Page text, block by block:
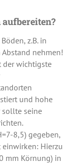
z.B. in
nehmen!
der wichtigste
und hohe
sollte seine
8,5) gegeben,
Hierzu
mm Körnung) in